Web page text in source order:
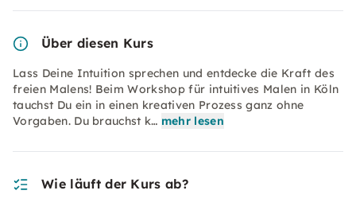
Über diesen Kurs
Lass Deine Intuition sprechen und entdecke die Kraft des
freien Malens! Beim Workshop für intuitives Malen in Köln
tauchst Du ein in einen kreativen Prozess ganz ohne
Vorgaben. Du brauchst k… mehr lesen
Wie läuft der Kurs ab?